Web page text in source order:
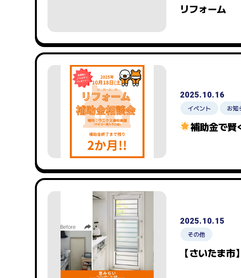
リフォーム
2025.10.16
イベント お知
補助金で賢
2025.10.15
その他
【さいたま